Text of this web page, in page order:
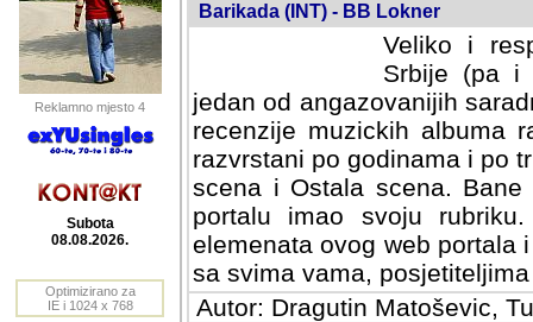
Reklamno mjesto 4
Subota
08.08.2026.
Optimizirano za
IE i 1024 x 768
Barikada (INT) - BB Lokner
Veliko i
Srbije (pa i
jedan od angazovanijih
recenzije muzickih albuma
razvrstani po godinama i po
scena i Ostala scena.
portalu imao svoju
elemenata ovog web portala
sa svima vama,
Autor: Dragutin Matoševic,